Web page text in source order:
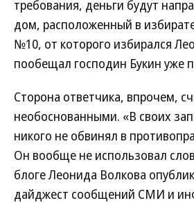
требования, деньги будут
дом, расположенный в
№10, от которого избирался
пообещал господин Букин уже
Сторона ответчика, впрочем,
необоснованными. «В своих
никого не обвинял в
Он вообще не использовал
блоге Леонида Волкова
дайджест сообщений СМИ и